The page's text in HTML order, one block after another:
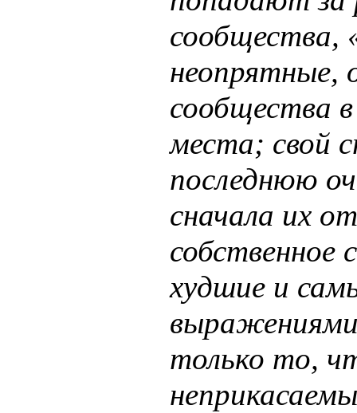
сообщества,
неопрятные,
сообщества
места; свой
последнюю
сначала их
собственное
худшие и
выражениями
только то,